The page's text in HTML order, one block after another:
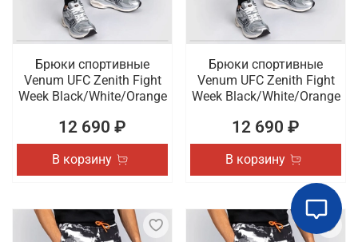
Брюки спортивные
Venum UFC Zenith Fight
Week Black/White/Orange
12 690 ₽
В корзину
Брюки спортивные
Venum UFC Zenith Fight
Week Black/White/Orange
12 690 ₽
В корзину